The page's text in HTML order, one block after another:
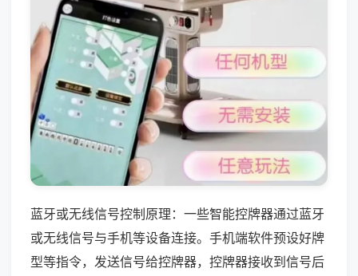
蓝牙或无线信号控制原理：一些智能控牌器通过蓝牙
或无线信号与手机等设备连接。手机端软件预设好牌
型等指令，发送信号给控牌器，控牌器接收到信号后